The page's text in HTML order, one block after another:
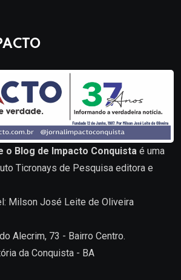
o Blog de Impacto Conquista é uma
Ticronays de Pesquisa editora e
Milson José Leite de Oliveira
Alecrim, 73 - Bairro Centro.
da Conquista - BA